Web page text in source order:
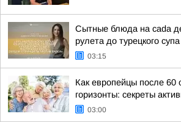
Сытные блюда на cada
рулета до турецкого супа
03:15
Как европейцы после 60
горизонты: секреты
03:00